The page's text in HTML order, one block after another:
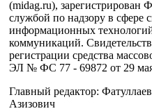
(midag.ru), зарегистрирован
службой по надзору в сфере
информационных
коммуникаций.
регистрации средства
ЭЛ № ФС 77 - 69872 от 29 мая
Главный редактор:
Азизович